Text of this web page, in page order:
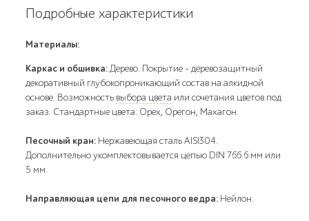
Подробные характеристики
Материалы:
Каркас и обшивка:Дерево. Покрытие – деревозащитный
декоративный глубокопроникающий состав на алкидной
основе. Возможность выбора цвета или сочетания цветов под
заказ. Стандартные цвета: Орех, Орегон, Махагон.
Песочный кран: Нержавеющая сталь AISI304.
Дополнительно укомплектовывается цепью DIN 766 6 мм или
5 мм.
Направляющая цепи для песочного ведра: Нейлон.